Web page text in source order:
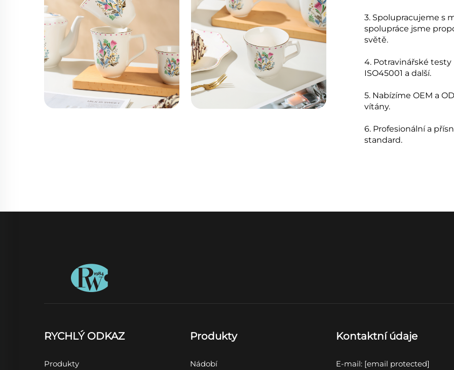
3. Spolupracujeme s
spolupráce jsme
světě.
4. Potravinářské testy
ISO45001 a další.
5. Nabízíme OEM a
vítány.
6. Profesionální a
standard.
RYCHLÝ ODKAZ
Produkty
Produkty
Nádobí
Kontaktní údaje
E-mail: [email protected]